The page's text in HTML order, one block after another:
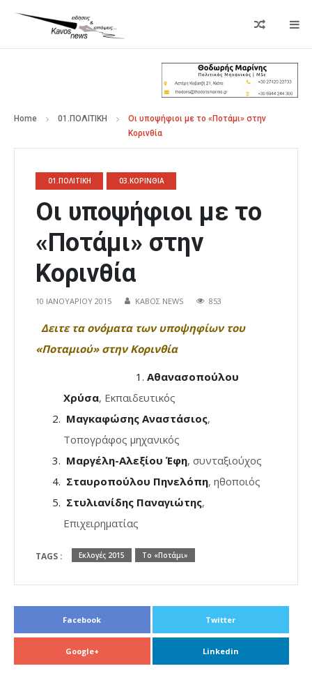
Home 01.ΠΟΛΙΤΙΚΗ
Οι υποψήφιοι με το «Ποτάμι» στην
Κορινθία
01.ΠΟΛΙΤΙΚΗ 03.ΚΟΡΙΝΘΙΑ
Οι υποψήφιοι με το
«Ποτάμι» στην
Κορινθία
10 ΙΑΝΟΥΑΡΊΟΥ 2015 ΚΑΒΟΣ NEWS 853
Δειτε τα ονόματα των υποψηφίων του
«Ποταμιού» στηνΚορινθία
Αθανασοπούλου
Χρύσα, Εκπαιδευτικός
Μαγκαφώσης Αναστάσιος,
Τοπογράφος μηχανικός
Μαργέλη-Αλεξίου Έφη, συνταξιούχος
Σταυροπούλου Πηνελόπη, ηθοποιός
Στυλιανίδης Παναγιώτης,
Επιχειρηματίας
TAGS : Εκλογές 2015 Το «Ποτάμι»
Facebook Twitter
Google+ Linkedin